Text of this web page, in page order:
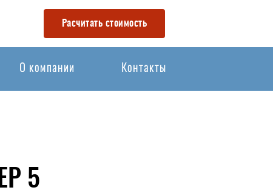
Расчитать стоимость
О компании Контакты
5